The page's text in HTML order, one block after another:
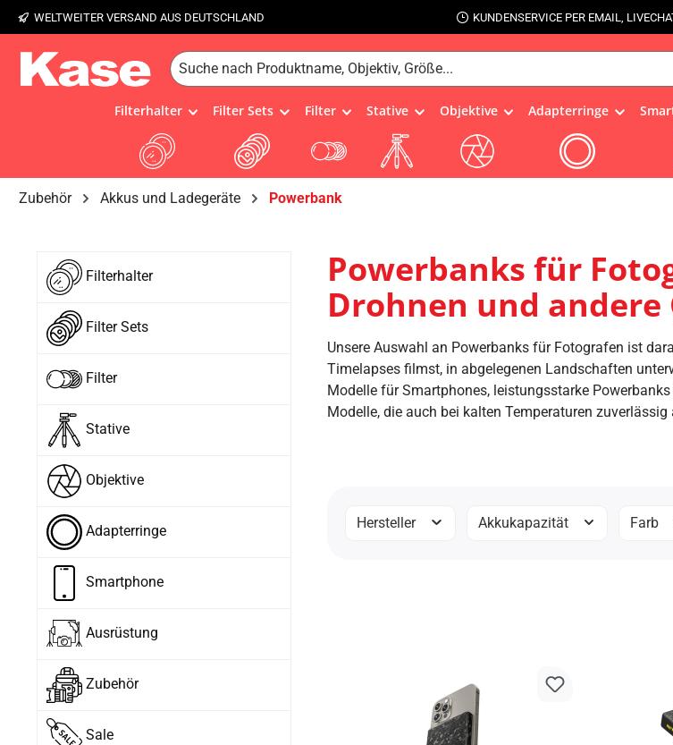
Hauptinhalt springen
Zur Suche springen
Zur Hauptnavigation springen
WELTWEITER VERSAND AUS DEUTSCHLAND KUNDENSERVICE PER EMAIL,
Filterhalter Filter Sets Filter Stative Objektive Adapterringe
Zubehör Akkus und Ladegeräte Powerbank
Filterhalter
Filter Sets
Filter
Stative
Objektive
Adapterringe
Smartphone
Ausrüstung
Zubehör
Sale
Powerbanks für
Drohnen und andere
Unsere Auswahl an Powerbanks für Fotografen ist
Timelapses filmst, in abgelegenen Landschaften
Modelle für Smartphones, leistungsstarke
Modelle, die auch bei kalten Temperaturen zuverlässig
Hersteller Akkukapazität Farb